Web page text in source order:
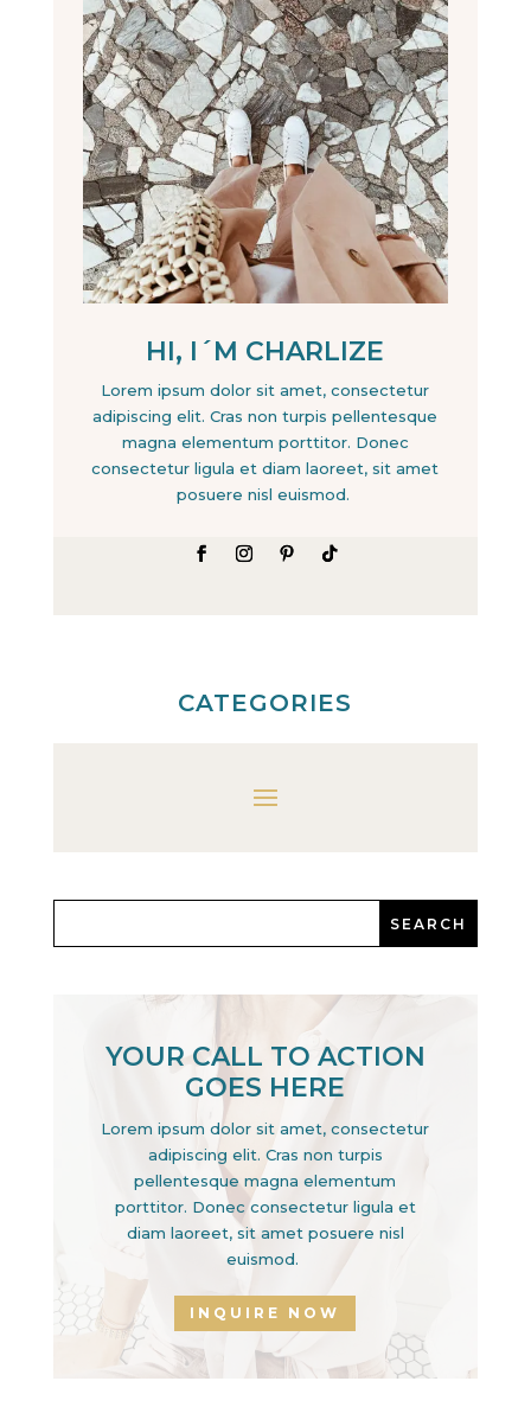
HI, I´M CHARLIZE
Lorem ipsum dolor sit amet, consectetur
adipiscing elit. Cras non turpis pellentesque
magna elementum porttitor. Donec
consectetur ligula et diam laoreet, sit amet
posuere nisl euismod.
CATEGORIES
YOUR CALL TO ACTION
GOES HERE
Lorem ipsum dolor sit amet, consectetur
adipiscing elit. Cras non turpis
pellentesque magna elementum
porttitor. Donec consectetur ligula et
diam laoreet, sit amet posuere nisl
euismod.
INQUIRE NOW